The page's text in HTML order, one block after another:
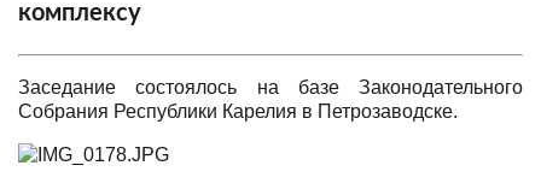
комплексу
Заседание состоялось на базе Законодательного
Собрания Республики Карелия в Петрозаводске.